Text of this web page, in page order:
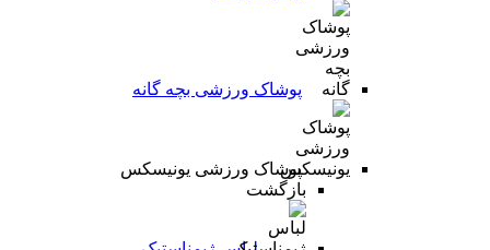
پوشاک ورزشی بچه گانه
پوشاک ورزشی یونیسکس
بازگشت